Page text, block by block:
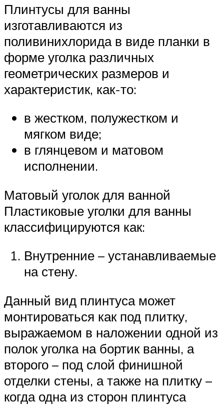
Плинтусы для ванны
изготавливаются из
поливинихлорида в виде планки в
форме уголка различных
геометрических размеров и
характеристик, как-то:
в жестком, полужестком и
мягком виде;
в глянцевом и матовом
исполнении.
Матовый уголок для ванной
Пластиковые уголки для ванны
классифицируются как:
Внутренние – устанавливаемые
на стену.
Данный вид плинтуса может
монтироваться как под плитку,
выражаемом в наложении одной из
полок уголка на бортик ванны, а
второго – под слой финишной
отделки стены, а также на плитку –
когда одна из сторон плинтуса